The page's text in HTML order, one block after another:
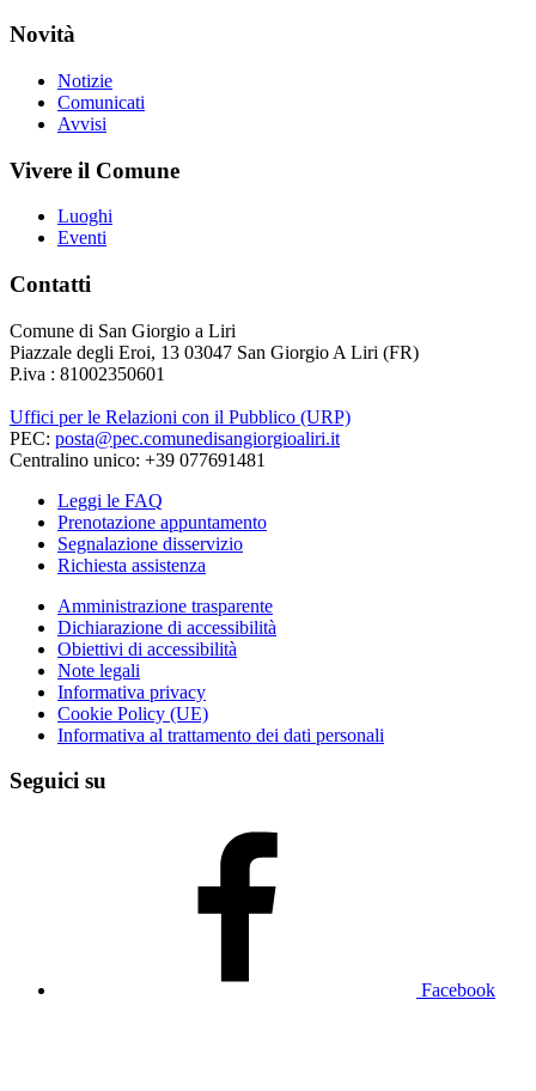
Novità
Notizie
Comunicati
Avvisi
Vivere il Comune
Luoghi
Eventi
Contatti
Comune di San Giorgio a Liri
Piazzale degli Eroi, 13 03047 San Giorgio A Liri (FR)
P.iva : 81002350601
Uffici per le Relazioni con il Pubblico (URP)
PEC: posta@pec.comunedisangiorgioaliri.it
Centralino unico: +39 077691481
Leggi le FAQ
Prenotazione appuntamento
Segnalazione disservizio
Richiesta assistenza
Amministrazione trasparente
Dichiarazione di accessibilità
Obiettivi di accessibilità
Note legali
Informativa privacy
Cookie Policy (UE)
Informativa al trattamento dei dati personali
Seguici su
Facebook